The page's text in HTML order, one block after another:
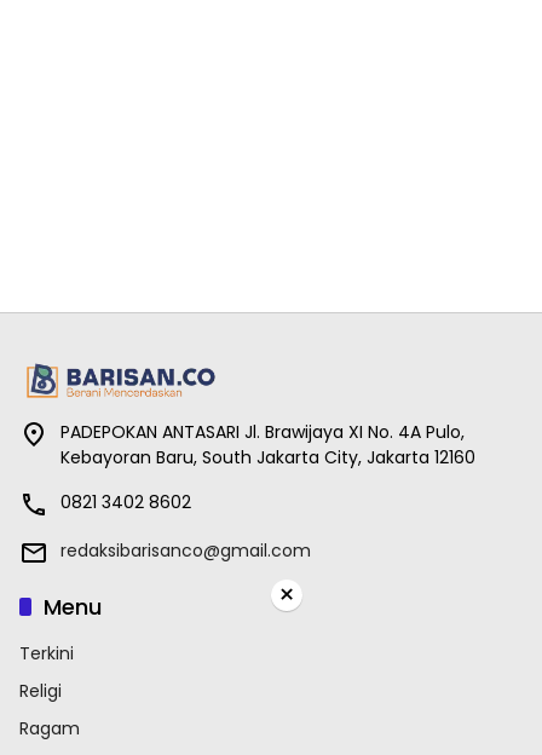
PADEPOKAN ANTASARI Jl. Brawijaya XI No. 4A Pulo,
Kebayoran Baru, South Jakarta City, Jakarta 12160
0821 3402 8602
redaksibarisanco@gmail.com
Menu
Terkini
Religi
Ragam
×